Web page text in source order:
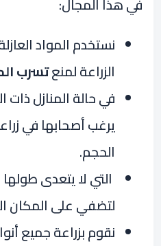
نستخدم المواد
الزراعة لمنعتسرب
في حالة المنازل
يرغب أصحابها في
الحجم.
التي لا يتعدى
لتضفي على المكان
نقوم بزراعة جميع